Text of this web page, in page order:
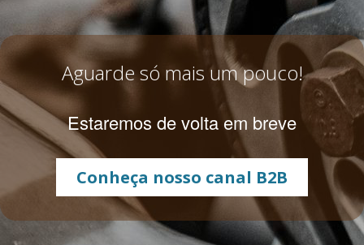
Aguarde só mais um pouco!
Estaremos de volta em breve
Conheça nosso canal B2B